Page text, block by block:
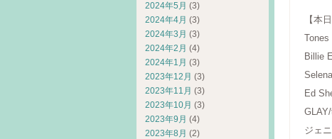
【本
Billie
Ed
ジェ
2024年5月 (3)
2024年4月 (3)
2024年3月 (3)
2024年2月 (4)
2024年1月 (3)
2023年12月 (3)
2023年11月 (3)
2023年10月 (3)
2023年9月 (4)
2023年8月 (2)